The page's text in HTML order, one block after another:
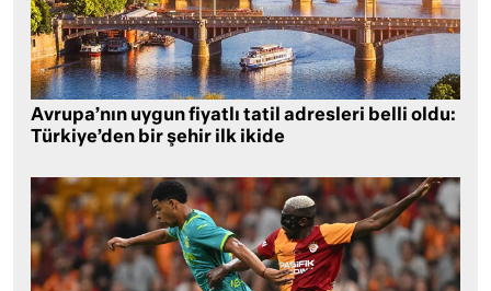
Avrupa’nın uygun fiyatlı tatil adresleri belli oldu:
Türkiye’den bir şehir ilk ikide